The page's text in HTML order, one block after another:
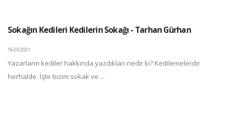
Sokağın Kedileri Kedilerin Sokağı - Tarhan Gürhan
16.03.2021
Yazarların kediler hakkında yazdıkları nedir ki? Kedilemelerdir
herhalde. İşte bizim sokak ve ...